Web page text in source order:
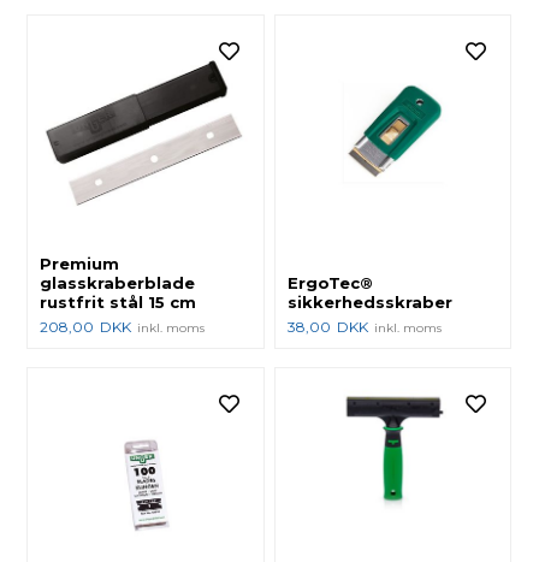
Premium
glasskraberblade
rustfrit stål 15 cm
208,00 DKK inkl. moms
ErgoTec®
sikkerhedsskraber
38,00 DKK inkl. moms